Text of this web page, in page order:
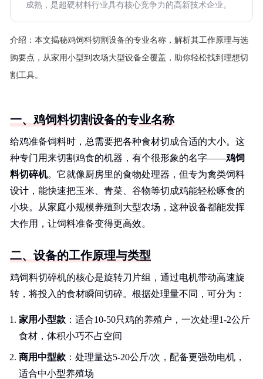
成熟，是超硬材料行业具有核心竞争力的高新技术企业。
介绍： 本文揭秘鸡饲料切割设备的专业名称，解析其工作原理与选
购要点，从家用小型到农场大型设备全覆盖，助你轻松找到理想切
割工具。
一、鸡饲料切割设备的专业名称
给鸡准备饲料时，总需要把各种食材切成合适的大小。这
种专门用来切割鸡食的机器，有个很形象的名字——鸡饲
料切碎机。它就像厨房里的食物处理器，但专为禽类饲料
设计，能快速把玉米、青菜、谷物等切成鸡能轻松啄食的
小块。从家庭小规模养殖到大型农场，这种设备都能发挥
大作用，让饲料准备变得更高效。
二、设备的工作原理与类型
鸡饲料切碎机的核心是旋转刀片组，通过电机带动高速旋
转，将投入的食材瞬间切碎。根据处理量不同，可分为：
家用小型款 ：适合10-50只鸡的养殖户，一次处理1-2公斤
食材，体积小巧不占空间
商用中型款 ：处理量达5-20公斤/次，配备更强劲电机，
适合中小型养殖场